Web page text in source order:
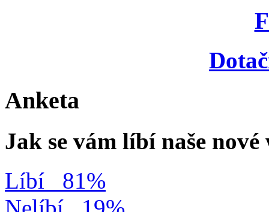
Anketa
Jak se vám líbí naše
Líbí
81%